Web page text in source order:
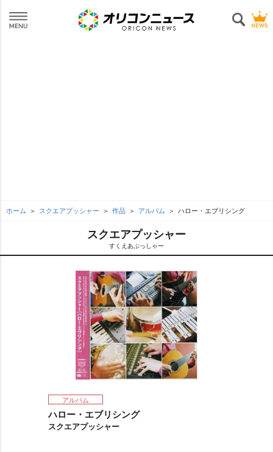
ホーム スクエアプッシャー 作品 アルバム ハロー・エブリシング
スクエアプッシャー
すくえあぷっしゃー
アルバム
ハロー・エブリシング
スクエアプッシャー